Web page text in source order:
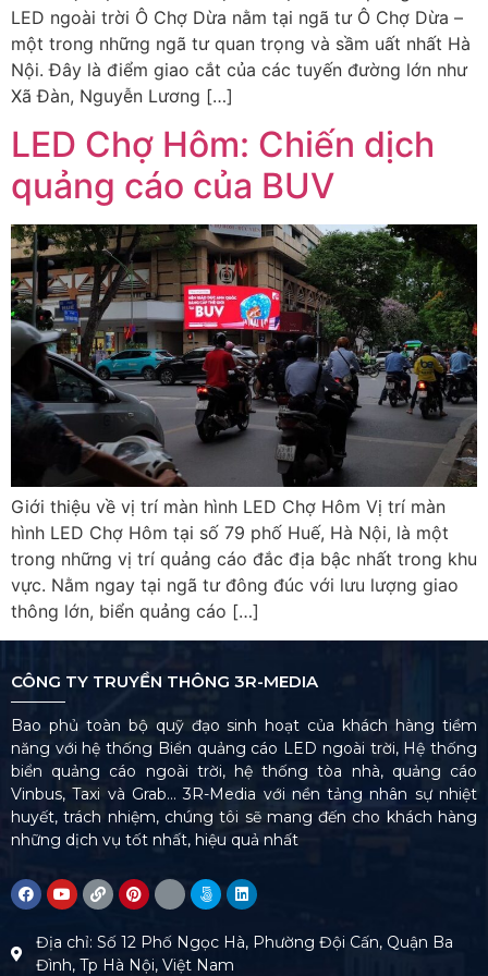
LED ngoài trời Ô Chợ Dừa nằm tại ngã tư Ô Chợ Dừa –
một trong những ngã tư quan trọng và sầm uất nhất Hà
Nội. Đây là điểm giao cắt của các tuyến đường lớn như
Xã Đàn, Nguyễn Lương […]
LED Chợ Hôm: Chiến dịch
quảng cáo của BUV
Giới thiệu về vị trí màn hình LED Chợ Hôm Vị trí màn
hình LED Chợ Hôm tại số 79 phố Huế, Hà Nội, là một
trong những vị trí quảng cáo đắc địa bậc nhất trong khu
vực. Nằm ngay tại ngã tư đông đúc với lưu lượng giao
thông lớn, biển quảng cáo […]
CÔNG TY TRUYỀN THÔNG 3R-MEDIA
Bao phủ toàn bộ quỹ đạo sinh hoạt của khách hàng tiềm
năng với hệ thống Biển quảng cáo LED ngoài trời, Hệ thống
biển quảng cáo ngoài trời, hệ thống tòa nhà, quảng cáo
Vinbus, Taxi và Grab… 3R-Media với nền tảng nhân sự nhiệt
huyết, trách nhiệm, chúng tôi sẽ mang đến cho khách hàng
những dịch vụ tốt nhất, hiệu quả nhất
Địa chỉ: Số 12 Phố Ngọc Hà, Phường Đội Cấn, Quận Ba
Đình, Tp Hà Nội, Việt Nam